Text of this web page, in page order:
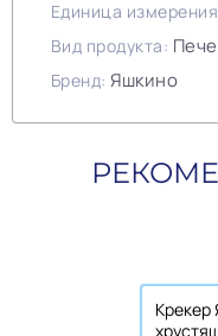
Единица
Вид продукта:
Бренд: Яшкино
Крекер